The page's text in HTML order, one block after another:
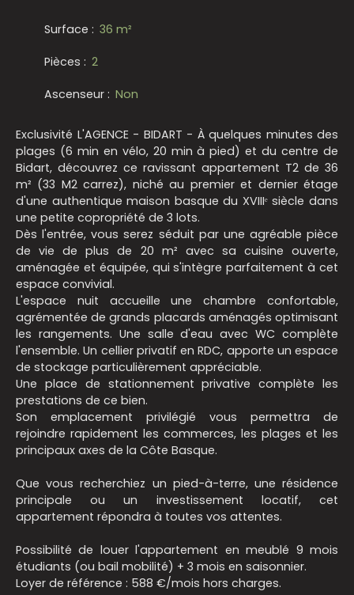
Surface : 36 m²
Pièces : 2
Ascenseur : Non
Exclusivité L'AGENCE - BIDART - À quelques minutes des
plages (6 min en vélo, 20 min à pied) et du centre de
Bidart, découvrez ce ravissant appartement T2 de 36
m² (33 M2 carrez), niché au premier et dernier étage
d'une authentique maison basque du XVIIIᵉ siècle dans
une petite copropriété de 3 lots.
Dès l'entrée, vous serez séduit par une agréable pièce
de vie de plus de 20 m² avec sa cuisine ouverte,
aménagée et équipée, qui s'intègre parfaitement à cet
espace convivial.
L'espace nuit accueille une chambre confortable,
agrémentée de grands placards aménagés optimisant
les rangements. Une salle d'eau avec WC complète
l'ensemble. Un cellier privatif en RDC, apporte un espace
de stockage particulièrement appréciable.
Une place de stationnement privative complète les
prestations de ce bien.
Son emplacement privilégié vous permettra de
rejoindre rapidement les commerces, les plages et les
principaux axes de la Côte Basque.
Que vous recherchiez un pied-à-terre, une résidence
principale ou un investissement locatif, cet
appartement répondra à toutes vos attentes.
Possibilité de louer l'appartement en meublé 9 mois
étudiants (ou bail mobilité) + 3 mois en saisonnier.
Loyer de référence : 588 €/mois hors charges.